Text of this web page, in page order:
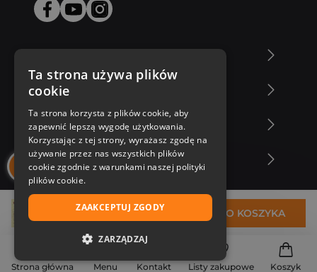
Strona główna Menu Kontakt Listy zakupowe Koszyk
124,01 zł DO KOSZYKA
Zakupy u nas
Nasza oferta
Nasi autorzy
Ta strona używa plików
cookie
Ta strona korzysta z plików cookie, aby
zapewnić lepszą wygodę użytkowania.
Korzystając z tej strony, wyrażasz zgodę na
używanie przez nas wszystkich plików
cookie zgodnie z warunkami naszej polityki
plików cookie.
ZAAKCEPTUJ ZGODY
ZARZĄDZAJ
NIEZBĘDNE